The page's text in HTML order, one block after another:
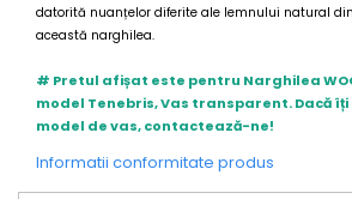
datorită nuanțelor diferite ale lemnului natural
această narghilea.
# Pretul afișat este pentru Narghilea
model Tenebris, Vas transparent. Dacă
model de vas, contactează-ne!
Informatii conformitate produs